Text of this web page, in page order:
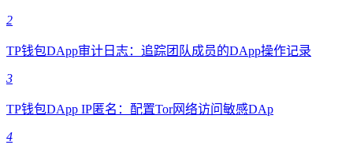
2
TP钱包DApp审计日志：追踪团队成员的DApp操作记录
3
TP钱包DApp IP匿名：配置Tor网络访问敏感DAp
4